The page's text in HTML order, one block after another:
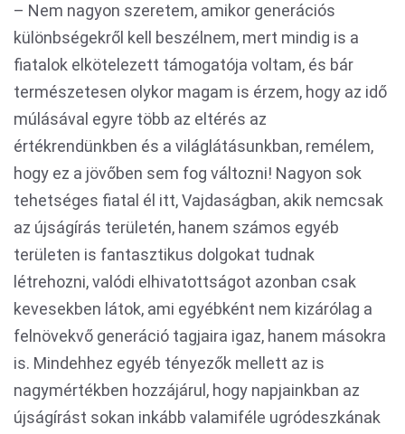
– Nem nagyon szeretem, amikor generációs
különbségekről kell beszélnem, mert mindig is a
fiatalok elkötelezett támogatója voltam, és bár
természetesen olykor magam is érzem, hogy az idő
múlásával egyre több az eltérés az
értékrendünkben és a világlátásunkban, remélem,
hogy ez a jövőben sem fog változni! Nagyon sok
tehetséges fiatal él itt, Vajdaságban, akik nemcsak
az újságírás területén, hanem számos egyéb
területen is fantasztikus dolgokat tudnak
létrehozni, valódi elhivatottságot azonban csak
kevesekben látok, ami egyébként nem kizárólag a
felnövekvő generáció tagjaira igaz, hanem másokra
is. Mindehhez egyéb tényezők mellett az is
nagymértékben hozzájárul, hogy napjainkban az
újságírást sokan inkább valamiféle ugródeszkának